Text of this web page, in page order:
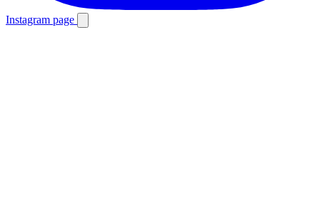
Instagram page